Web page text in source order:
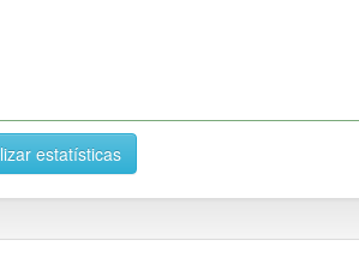
estatísticas